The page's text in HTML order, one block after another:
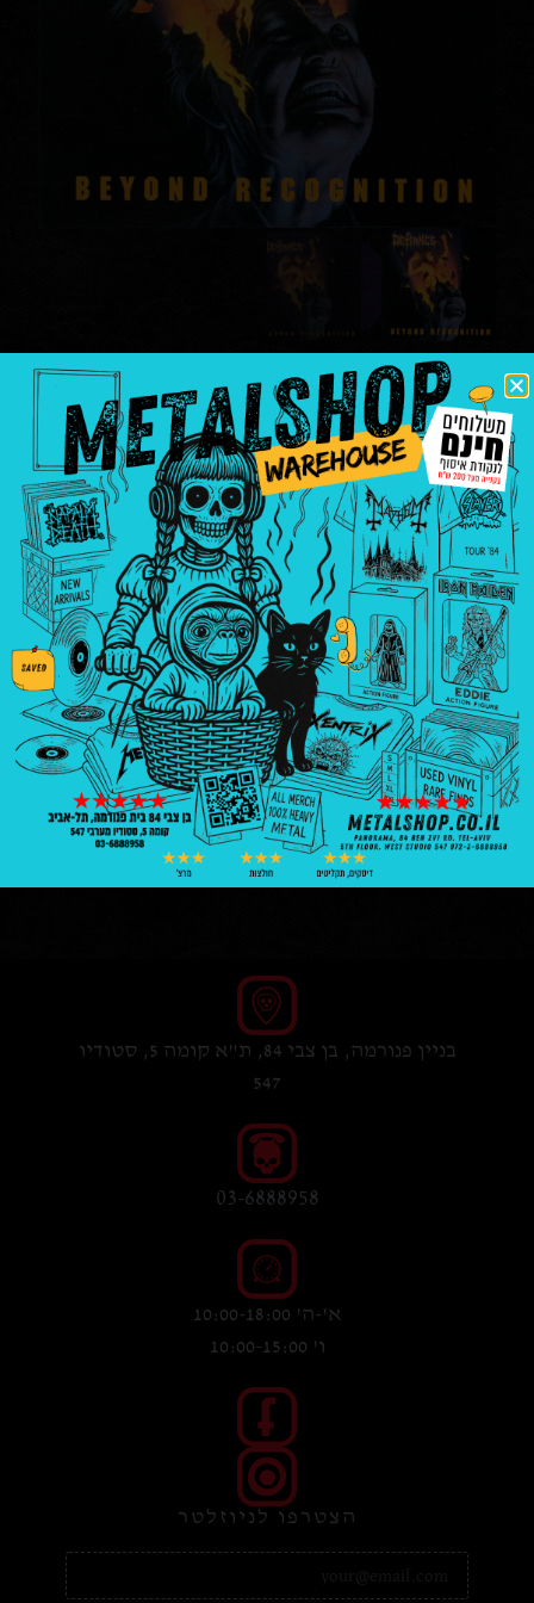
Defiance – Beyond
Recognition
תקליטים
Defiance| thrash
₪139.00
1 במלאי
הוספה לסל
בניין פנורמה, בן צבי 84, ת"א קומה 5, סטודיו
547
03-6888958
א'-ה' 10:00-18:00
ו' 10:00-15:00
הצטרפו לניוזלטר